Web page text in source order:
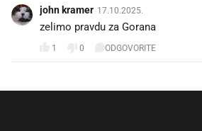
john kramer 17.10.2025.
zelimo pravdu za Gorana
1 0 ODGOVORITE